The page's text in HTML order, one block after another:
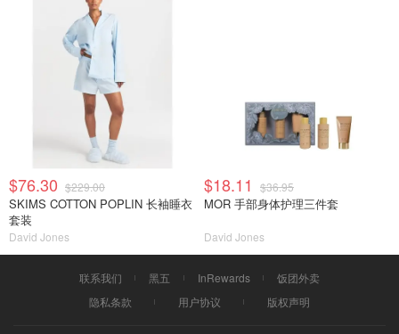
$76.30 $229.00
SKIMS COTTON POPLIN 长袖睡衣
套装
David Jones
$18.11 $36.95
MOR 手部身体护理三件套
David Jones
联系我们 黑五 InRewards
饭团外卖
隐私条款
用户协议 版权声明